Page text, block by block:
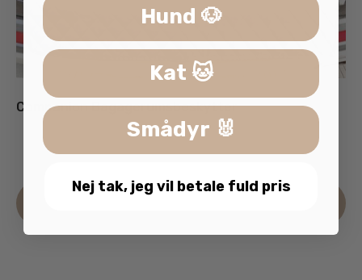
Companion Bagagerumsbeskytter
Hund 🐶
Kat 🐱
Smådyr 🐰
Nej tak, jeg vil betale fuld pris